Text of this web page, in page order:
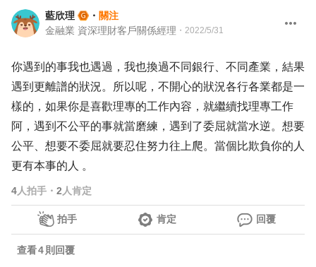
藍欣理 ・ 關注
金融業 資深理財客戶關係經理 ・ 2022/5/31
你遇到的事我也遇過，我也換過不同銀行、不同產業，結果
遇到更離譜的狀況。所以呢，不開心的狀況各行各業都是一
樣的，如果你是喜歡理專的工作內容，就繼續找理專工作
阿，遇到不公平的事就當磨練，遇到了委屈就當水逆。想要
公平、想要不委屈就要忍住努力往上爬。當個比欺負你的人
更有本事的人 。
4人拍手 ・ 2 人肯定
拍手 肯定 回覆
查看4則回覆